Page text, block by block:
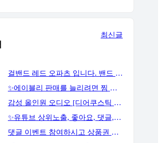
최신글
걸밴드 레드 오파츠 입니다. 밴드 필요하시면 언제든지 연락주세요
✨에이블리 판매를 늘리려면 찜 이후 구매 흐름까지 봐야 합니다✨
감성 올인원 오디오 [디어쿠스틱 알토] 최대 23% 할인
✨유튜브 상위노출, 좋아요, 댓글, 구독, 알림설정까지 관리하세요✨
댓글 이벤트 참여하시고 상품권 받아가세요!